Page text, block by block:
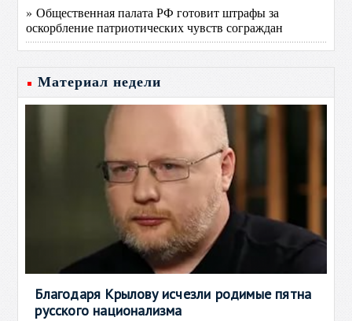
» Общественная палата РФ готовит штрафы за
оскорбление патриотических чувств сограждан
Материал недели
Благодаря Крылову исчезли родимые пятна
русского национализма